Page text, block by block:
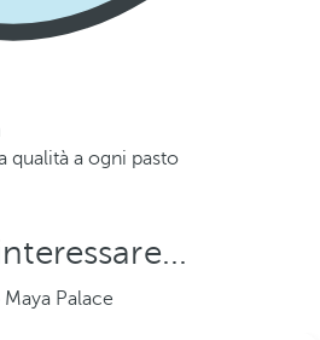
qualità a ogni pasto
Palace